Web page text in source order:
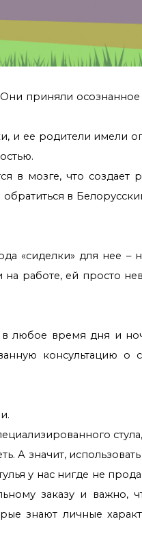
приняли
и ее родители имели
в мозге, что создает
в
«сиделки» для нее –
на работе, ей просто
в любое время дня и
консультацию о
А значит,
у нас нигде не
заказу и важно,
знают личные